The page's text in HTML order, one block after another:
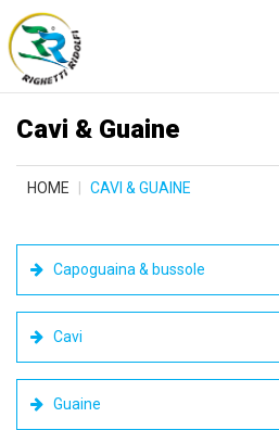
Cavi & Guaine
HOME CAVI & GUAINE
Capoguaina & bussole
Cavi
Guaine